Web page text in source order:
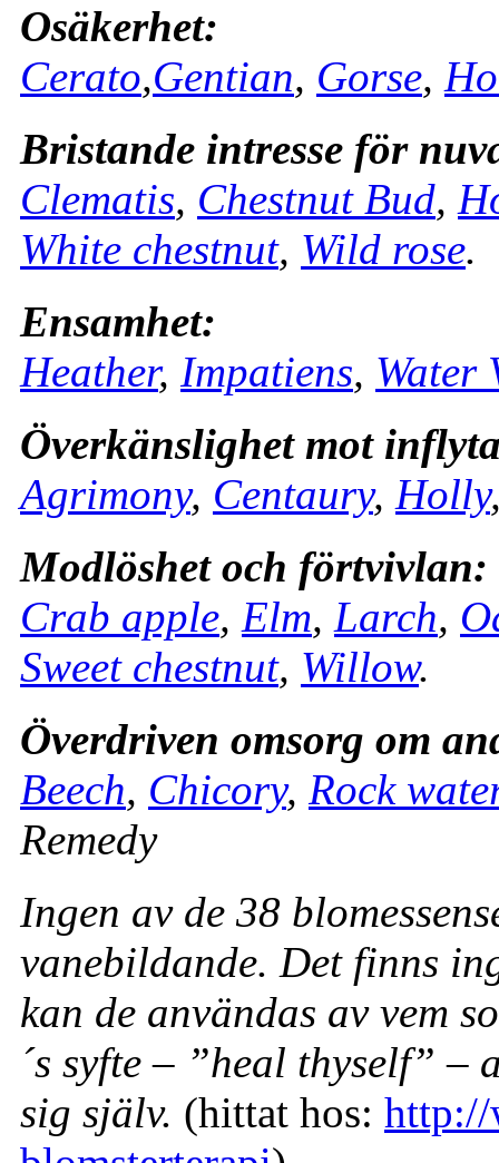
Osäkerhet:
Cerato,Gentian, Gorse,
Bristande intresse för
Clematis, Chestnut Bud,
White chestnut, Wild rose.
Ensamhet:
Heather, Impatiens, Water
Överkänslighet mot
Agrimony, Centaury, Holly
Modlöshet och förtvivlan:
Crab apple, Elm, Larch,
Sweet chestnut, Willow.
Överdriven omsorg om
Beech, Chicory, Rock
Remedy
Ingen av de 38
vanebildande. Det finns
kan de användas av vem
´s syfte – ”heal thyself” –
sig själv. (hittat hos: http://